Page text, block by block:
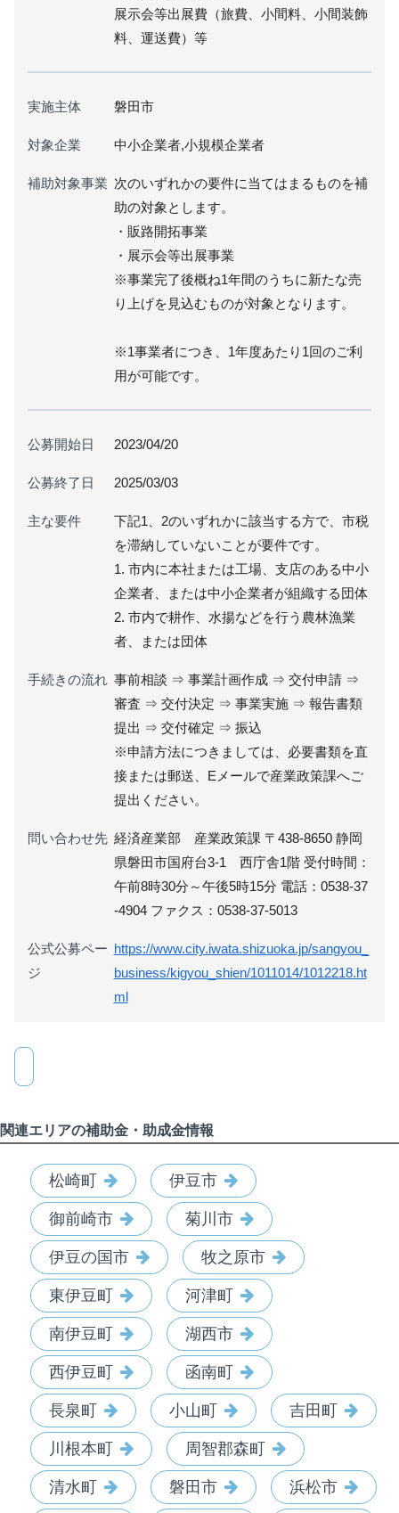
展示会等出展費（旅費、小間料、小間装飾
料、運送費）等
実施主体 磐田市
対象企業 中小企業者,小規模企業者
補助対象事業 次のいずれかの要件に当てはまるものを補
助の対象とします。
・販路開拓事業
・展示会等出展事業
※事業完了後概ね1年間のうちに新たな売
り上げを見込むものが対象となります。
※1事業者につき、1年度あたり1回のご利
用が可能です。
公募開始日 2023/04/20
公募終了日 2025/03/03
主な要件
下記1、2のいずれかに該当する方で、市税
を滞納していないことが要件です。
1. 市内に本社または工場、支店のある中小
企業者、または中小企業者が組織する団体
2. 市内で耕作、水揚などを行う農林漁業
者、または団体
手続きの流れ 事前相談 ⇒ 事業計画作成 ⇒ 交付申請 ⇒
審査 ⇒ 交付決定 ⇒ 事業実施 ⇒ 報告書類
提出 ⇒ 交付確定 ⇒ 振込
※申請方法につきましては、必要書類を直
接または郵送、Eメールで産業政策課へご
提出ください。
問い合わせ先 経済産業部 産業政策課 〒438-8650 静岡
県磐田市国府台3-1 西庁舎1階 受付時間：
午前8時30分～午後5時15分 電話：0538-37
-4904 ファクス：0538-37-5013
公式公募ペー
ジ
https://www.city.iwata.shizuoka.jp/sangyou_
business/kigyou_shien/1011014/1012218.ht
ml
関連エリアの補助金・助成金情報
松崎町 伊豆市
御前崎市 菊川市
伊豆の国市 牧之原市
東伊豆町 河津町
南伊豆町 湖西市
西伊豆町 函南町
長泉町 小山町 吉田町
川根本町 周智郡森町
清水町 磐田市 浜松市